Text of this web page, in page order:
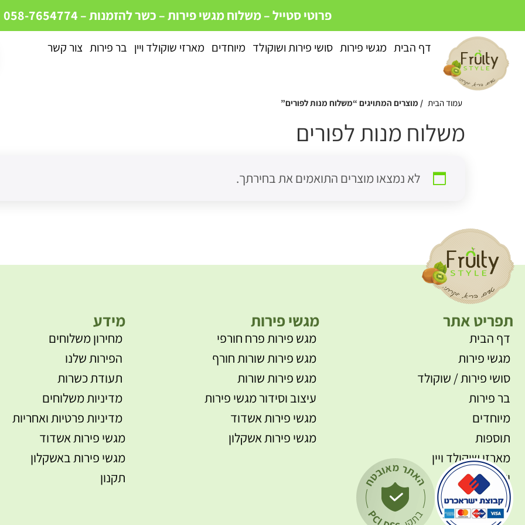
פרוטי סטייל – משלוח מגשי פירות – כשרלהזמנות – 058-7654774
דף הבית מגשי פירות סושי פירות ושוקולד מיוחדים מארזי שוקולד ויין בר פירות צור קשר
עמוד הבית / מוצרים המתויגים “משלוח מנות לפורים”
משלוח מנות לפורים
לא נמצאו מוצרים התואמים את בחירתך.
תפריט אתר
דף הבית
מגשי פירות
סושי פירות / שוקולד
בר פירות
מיוחדים
תוספות
מארזי שוקולד ויין
יצירת קשר
מגשי פירות
מגש פירות פרח חורפי
מגש פירות שורות חורף
מגש פירות שורות
עיצוב וסידור מגשי פירות
מגשי פירות אשדוד
מגשי פירות אשקלון
מידע
מחירון משלוחים
הפירות שלנו
תעודת כשרות
מדיניות משלוחים
מדיניות פרטיות ואחריות
מגשי פירות אשדוד
מגשי פירות באשקלון
תקנון